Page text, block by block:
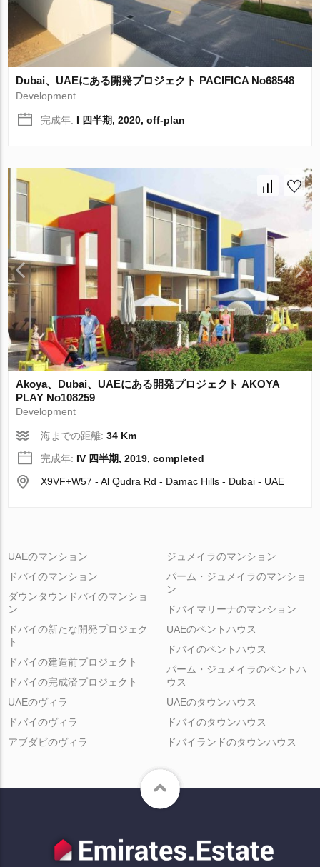
Dubai、UAEにある開発プロジェクト PACIFICA No68548
Development
完成年: I 四半期, 2020, off-plan
Akoya、Dubai、UAEにある開発プロジェクト AKOYA
PLAY No108259
Development
海までの距離:34 Km
完成年: IV 四半期, 2019, completed
X9VF+W57 - Al Qudra Rd - Damac Hills - Dubai - UAE
UAEのマンション
ドバイのマンション
ダウンタウンドバイのマンショ
ン
ジュメイラのマンション
パーム・ジュメイラのマンショ
ン
ドバイマリーナのマンション
ドバイの新たな開発プロジェク
ト
ドバイの建造前プロジェクト
ドバイの完成済プロジェクト
UAEのペントハウス
ドバイのペントハウス
パーム・ジュメイラのペントハ
ウス
UAEのヴィラ
ドバイのヴィラ
アブダビのヴィラ
UAEのタウンハウス
ドバイのタウンハウス
ドバイランドのタウンハウス